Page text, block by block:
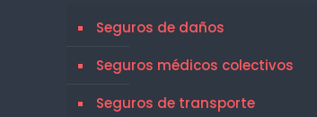
Seguros de daños
Seguros médicos colectivos
Seguros de transporte